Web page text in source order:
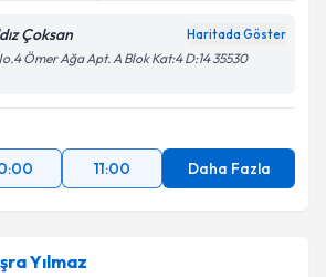
Çoksan Haritada Göster
Ömer Ağa Apt. A Blok Kat:4 D:14 35530
11:00 Daha Fazla
Yılmaz